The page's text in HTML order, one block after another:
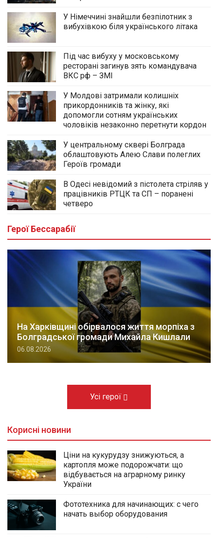
У Німеччині знайшли безпілотник з
вибухівкою біля українського літака
Під час вибуху у московському
ресторані загинув зять командувача
ВКС рф – ЗМІ
У Молдові затримали колишніх
прикордонників та жінку, які
допомогли сотням українських
чоловіків незаконно перетнути кордон
У центральному сквері Болграда
облаштовують Алею Слави полеглих
Героїв громади
В Одесі невідомий з пістолета стріляв у
працівників РТЦК та СП – поранені
четверо
Герої Бессарабії
На Харківщині обірвалося життя морпіха з
Болградської громади Михайла Кишлали
06.08.2026
Усі герої
Корисні новини
Ціни на кукурудзу знижуються, а
картопля може подорожчати: що
відбувається на аграрному ринку
України
Фототехника для начинающих: с чего
начать выбор оборудования